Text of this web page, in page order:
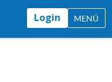
Login MENÚ